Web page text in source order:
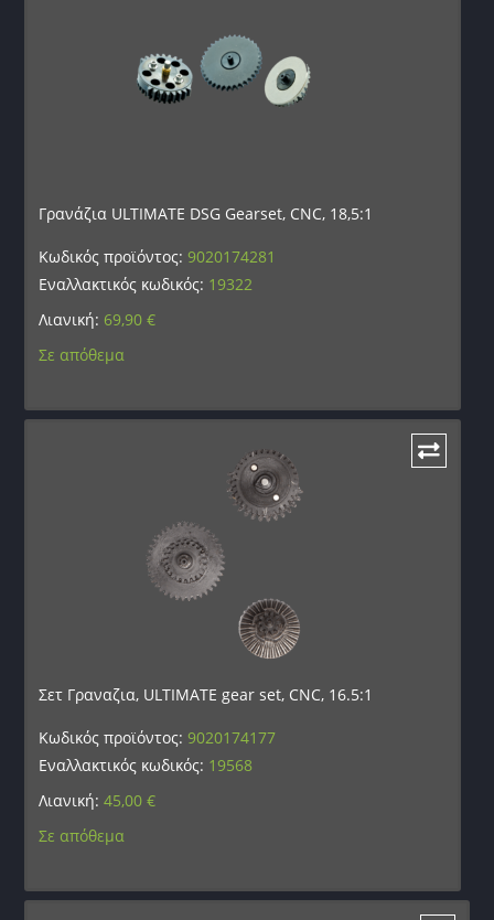
Γρανάζια ULTIMATE DSG Gearset, CNC, 18,5:1
Κωδικός προϊόντος:9020174281
Εναλλακτικός κωδικός: 19322
Λιανική: 69,90€
Σε απόθεμα
Σετ Γραναζια, ULTIMATE gear set, CNC, 16.5:1
Κωδικός προϊόντος:9020174177
Εναλλακτικός κωδικός: 19568
Λιανική:45,00€
Σε απόθεμα